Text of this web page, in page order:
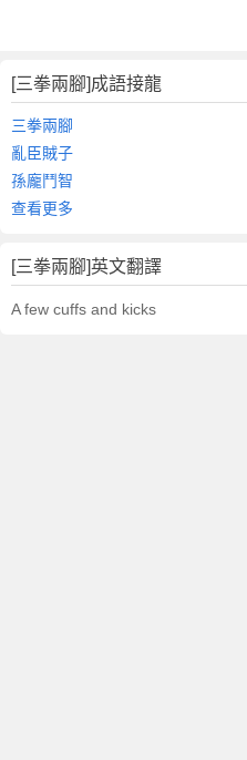
[三拳兩腳]成語接龍
三拳兩腳
亂臣賊子
孫龐鬥智
查看更多
[三拳兩腳]英文翻譯
A few cuffs and kicks